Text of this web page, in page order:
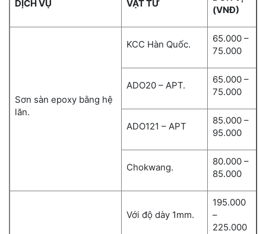
DỊCH VỤ VẬT TƯ
(VNĐ)
Sơn sàn epoxy bằng hệ
lăn.
KCC Hàn Quốc.
65.000 –
75.000
ADO20 – APT.
65.000 –
75.000
ADO121 – APT
85.000 –
95.000
Chokwang.
80.000 –
85.000
Với độ dày 1mm.
195.000
–
225.000